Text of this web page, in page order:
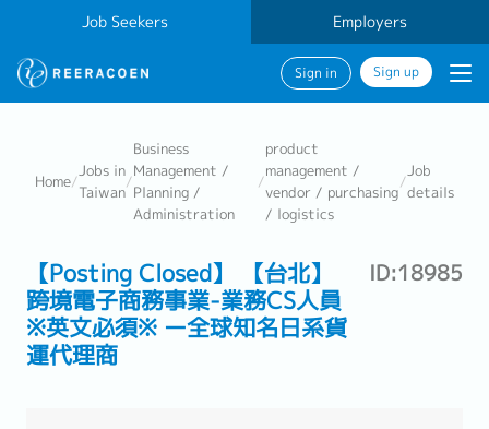
Job Seekers Employers
Sign in Sign up
Home/
Jobs in
Taiwan
/
Business
Management /
Planning /
Administration
/
product
management /
vendor / purchasing
/ logistics
/
Job
details
【Posting Closed】 【台北】
跨境電子商務事業-業務CS人員
※英文必須※ ー全球知名日系貨
運代理商
ID:18985